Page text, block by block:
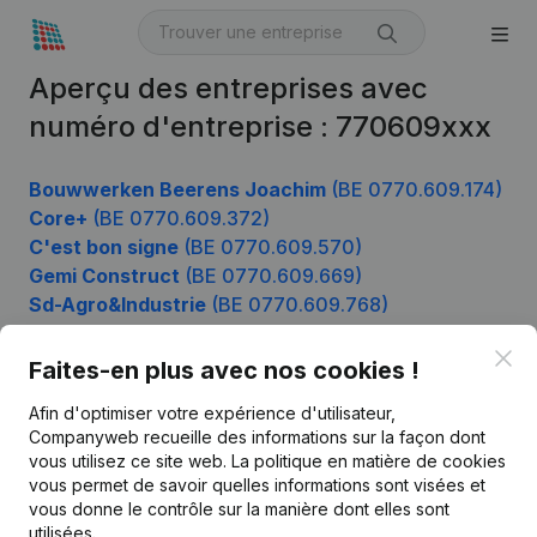
Aperçu des entreprises avec
numéro d'entreprise : 770609xxx
Bouwwerken Beerens Joachim (BE 0770.609.174)
Core+ (BE 0770.609.372)
C'est bon signe (BE 0770.609.570)
Gemi Construct (BE 0770.609.669)
Sd-Agro&Industrie (BE 0770.609.768)
Faites-en plus avec nos cookies !
Afin d'optimiser votre expérience d'utilisateur,
Companyweb recueille des informations sur la façon dont
vous utilisez ce site web. La politique en matière de cookies
vous permet de savoir quelles informations sont visées et
vous donne le contrôle sur la manière dont elles sont
utilisées.
Français
Informations d’entreprise
Monitoring